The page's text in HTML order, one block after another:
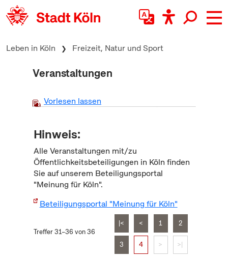
zum Inhalt springen
Leben in Köln Freizeit, Natur und Sport
Veranstaltungen
Vorlesen lassen
Hinweis:
Alle Veranstaltungen mit/zu
Öffentlichkeitsbeteiligungen in Köln finden
Sie auf unserem Beteiligungsportal
"Meinung für Köln".
Beteiligungsportal "Meinung für Köln"
Treffer 31–36 von 36
|< < 1 2
3 4 > >|